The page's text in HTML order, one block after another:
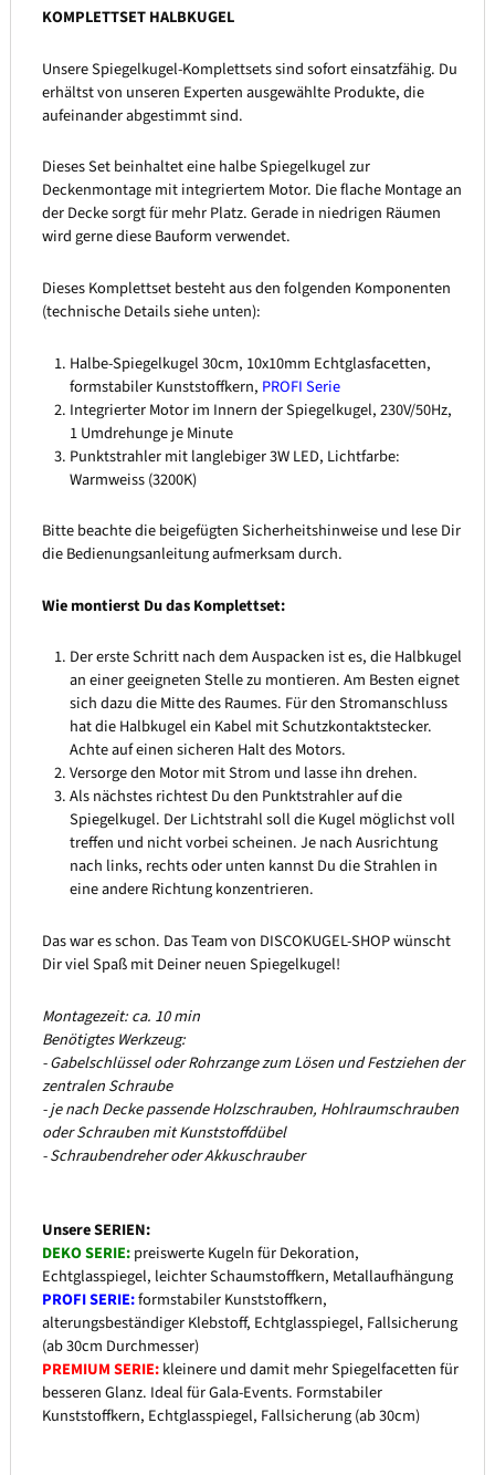
KOMPLETTSET HALBKUGEL
Unsere Spiegelkugel-Komplettsets sind sofort einsatzfähig. Du
erhältst von unseren Experten ausgewählte Produkte, die
aufeinander abgestimmt sind.
Dieses Set beinhaltet eine halbe Spiegelkugel zur
Deckenmontage mit integriertem Motor. Die flache Montage an
der Decke sorgt für mehr Platz. Gerade in niedrigen Räumen
wird gerne diese Bauform verwendet.
Dieses Komplettset besteht aus den folgenden Komponenten
(technische Details siehe unten):
Halbe-Spiegelkugel 30cm, 10x10mm Echtglasfacetten,
formstabiler Kunststoffkern, PROFI Serie
Integrierter Motor im Innern der Spiegelkugel, 230V/50Hz,
1 Umdrehunge je Minute
Punktstrahler mit langlebiger 3W LED, Lichtfarbe:
Warmweiss (3200K)
Bitte beachte die beigefügten Sicherheitshinweise und lese Dir
die Bedienungsanleitung aufmerksam durch.
Wie montierst Du das Komplettset:
Der erste Schritt nach dem Auspacken ist es, die Halbkugel
an einer geeigneten Stelle zu montieren. Am Besten eignet
sich dazu die Mitte des Raumes. Für den Stromanschluss
hat die Halbkugel ein Kabel mit Schutzkontaktstecker.
Achte auf einen sicheren Halt des Motors.
Versorge den Motor mit Strom und lasse ihn drehen.
Als nächstes richtest Du den Punktstrahler auf die
Spiegelkugel. Der Lichtstrahl soll die Kugel möglichst voll
treffen und nicht vorbei scheinen. Je nach Ausrichtung
nach links, rechts oder unten kannst Du die Strahlen in
eine andere Richtung konzentrieren.
Das war es schon. Das Team von DISCOKUGEL-SHOP wünscht
Dir viel Spaß mit Deiner neuen Spiegelkugel!
Montagezeit: ca. 10 min
Benötigtes Werkzeug:
- Gabelschlüssel oder Rohrzange zum Lösen und Festziehen der
zentralen Schraube
- je nach Decke passende Holzschrauben, Hohlraumschrauben
oder Schrauben mit Kunststoffdübel
- Schraubendreher oder Akkuschrauber
Unsere SERIEN:
DEKO SERIE:preiswerte Kugeln für Dekoration,
Echtglasspiegel, leichter Schaumstoffkern, Metallaufhängung
PROFI SERIE:formstabiler Kunststoffkern,
alterungsbeständiger Klebstoff, Echtglasspiegel, Fallsicherung
(ab 30cm Durchmesser)
PREMIUM SERIE:kleinere und damit mehr Spiegelfacetten für
besseren Glanz. Ideal für Gala-Events. Formstabiler
Kunststoffkern, Echtglasspiegel, Fallsicherung (ab 30cm)